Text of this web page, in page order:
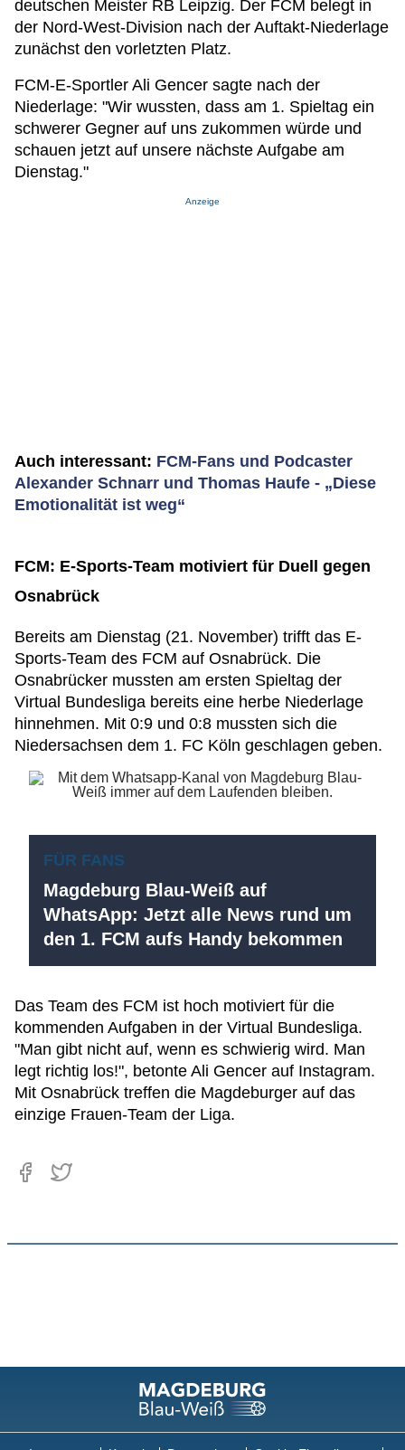
deutschen Meister RB Leipzig. Der FCM belegt in
der Nord-West-Division nach der Auftakt-Niederlage
zunächst den vorletzten Platz.
FCM-E-Sportler Ali Gencer sagte nach der
Niederlage: "Wir wussten, dass am 1. Spieltag ein
schwerer Gegner auf uns zukommen würde und
schauen jetzt auf unsere nächste Aufgabe am
Dienstag."
Anzeige
Auch interessant: FCM-Fans und Podcaster
Alexander Schnarr und Thomas Haufe - „Diese
Emotionalität ist weg“
FCM: E-Sports-Team motiviert für Duell gegen
Osnabrück
Bereits am Dienstag (21. November) trifft das E-
Sports-Team des FCM auf Osnabrück. Die
Osnabrücker mussten am ersten Spieltag der
Virtual Bundesliga bereits eine herbe Niederlage
hinnehmen. Mit 0:9 und 0:8 mussten sich die
Niedersachsen dem 1. FC Köln geschlagen geben.
FÜR FANS
Magdeburg Blau-Weiß auf
WhatsApp: Jetzt alle News rund um
den 1. FCM aufs Handy bekommen
Das Team des FCM ist hoch motiviert für die
kommenden Aufgaben in der Virtual Bundesliga.
"Man gibt nicht auf, wenn es schwierig wird. Man
legt richtig los!", betonte Ali Gencer auf Instagram.
Mit Osnabrück treffen die Magdeburger auf das
einzige Frauen-Team der Liga.